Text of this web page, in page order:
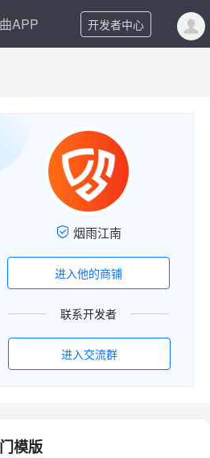
APP 开发者中心
烟雨江南
进入他的商铺
联系开发者
进入交流群
模版